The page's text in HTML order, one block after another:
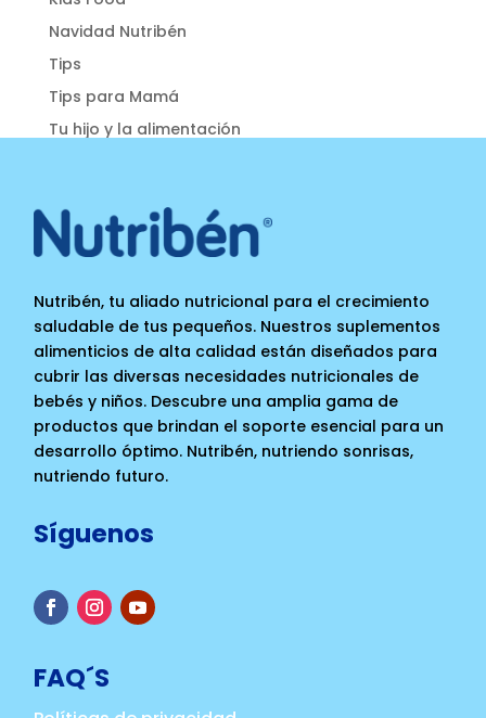
Navidad Nutribén
Tips
Tips para Mamá
Tu hijo y la alimentación
Nutribén, tu aliado nutricional para el crecimiento
saludable de tus pequeños. Nuestros suplementos
alimenticios de alta calidad están diseñados para
cubrir las diversas necesidades nutricionales de
bebés y niños. Descubre una amplia gama de
productos que brindan el soporte esencial para un
desarrollo óptimo. Nutribén, nutriendo sonrisas,
nutriendo futuro.
Síguenos
FAQ´S